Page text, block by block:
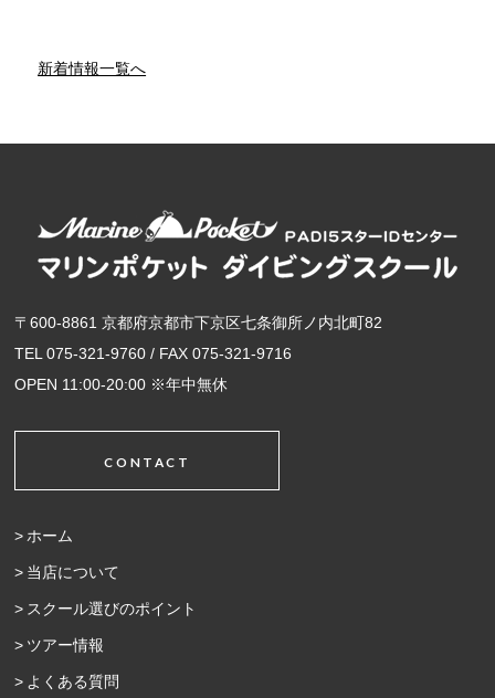
新着情報一覧へ
〒600-8861 京都府京都市下京区七条御所ノ内北町82
TEL 075-321-9760 / FAX 075-321-9716
OPEN 11:00-20:00 ※年中無休
CONTACT
ホーム
当店について
スクール選びのポイント
ツアー情報
よくある質問